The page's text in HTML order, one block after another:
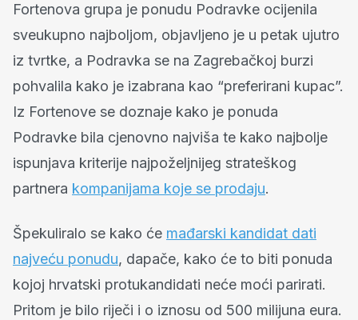
Fortenova grupa je ponudu Podravke ocijenila
sveukupno najboljom, objavljeno je u petak ujutro
iz tvrtke, a Podravka se na Zagrebačkoj burzi
pohvalila kako je izabrana kao “preferirani kupac”.
Iz Fortenove se doznaje kako je ponuda
Podravke bila cjenovno najviša te kako najbolje
ispunjava kriterije najpoželjnijeg strateškog
partnera kompanijama koje se prodaju.
Špekuliralo se kako će mađarski kandidat dati
najveću ponudu, dapače, kako će to biti ponuda
kojoj hrvatski protukandidati neće moći parirati.
Pritom je bilo riječi i o iznosu od 500 milijuna eura.